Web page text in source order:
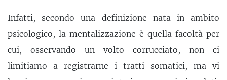
Infatti, secondo una definizione nata in ambito
psicologico, la mentalizzazione è quella facoltà per
cui, osservando un volto corrucciato, non ci
limitiamo a registrarne i tratti somatici, ma vi